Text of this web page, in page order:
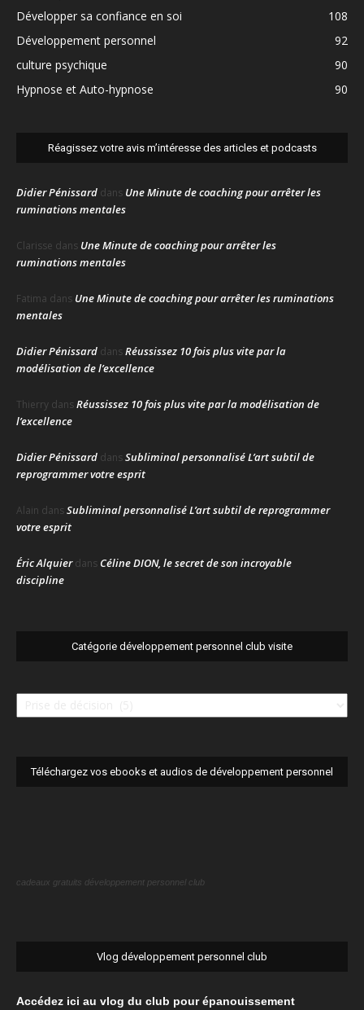
Développer sa confiance en soi
108
Développement personnel
92
culture psychique
90
Hypnose et Auto-hypnose
90
Réagissez votre avis m’intéresse des articles et podcasts
Didier Pénissard dans Une Minute de coaching pour arrêter les
ruminations mentales
Clarisse dans Une Minute de coaching pour arrêter les
ruminations mentales
Fatima dans Une Minute de coaching pour arrêter les ruminations
mentales
Didier Pénissard dansRéussissez 10 fois plus vite par la
modélisation de l’excellence
Thierry dansRéussissez 10 fois plus vite par la modélisation de
l’excellence
Didier Pénissard dansSubliminal personnalisé L’art subtil de
reprogrammer votre esprit
Alain dansSubliminal personnalisé L’art subtil de reprogrammer
votre esprit
Éric Alquierdans Céline DION, le secret de son incroyable
discipline
Catégorie développement personnel club visite
Catégorie
Téléchargez vos ebooks et audios de développement personnel
cadeaux gratuits développement personnel club
Vlog développement personnel club
Accédez ici au vlog du club pour épanouissement